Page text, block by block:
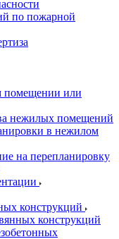
по пожарной
помещении или
нежилых помещений
в нежилом
на перепланировку
конструкций
конструкций